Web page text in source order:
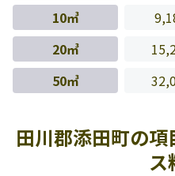
10㎥
20㎥
50㎥
田川郡添田町の
ス